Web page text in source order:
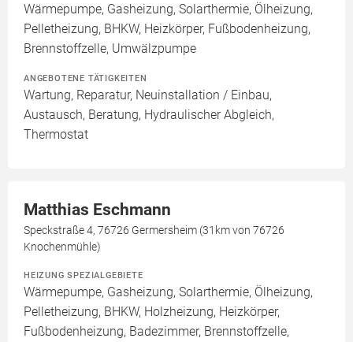
Wärmepumpe, Gasheizung, Solarthermie, Ölheizung,
Pelletheizung, BHKW, Heizkörper, Fußbodenheizung,
Brennstoffzelle, Umwälzpumpe
ANGEBOTENE TÄTIGKEITEN
Wartung, Reparatur, Neuinstallation / Einbau,
Austausch, Beratung, Hydraulischer Abgleich,
Thermostat
Matthias Eschmann
Speckstraße 4, 76726 Germersheim (31km von 76726
Knochenmühle)
HEIZUNG SPEZIALGEBIETE
Wärmepumpe, Gasheizung, Solarthermie, Ölheizung,
Pelletheizung, BHKW, Holzheizung, Heizkörper,
Fußbodenheizung, Badezimmer, Brennstoffzelle,